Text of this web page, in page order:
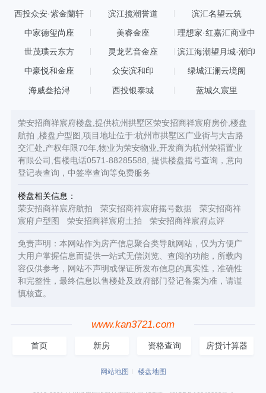
西投众安·紫金蘭轩 滨江揽潮誉道 滨汇名望云筑
中家德玺尚座 美睿金座
理想家·红嘉汇商业中
世茂璞云东方 灵龙艺音金座 滨江海潮望月城·潮印
中豪悦和金座 众安滨和印 绿城江澜云境阁
海威叁拾浔 西投银泰城 蓝城久宸里
荣安招商祥宸府楼盘,提供杭州拱墅区荣安招商祥宸府房价,楼盘
航拍 ,楼盘户型图,项目地址位于:杭州市拱墅区广业街与大吉路
交汇处,产权年限70年,物业为荣安物业,开发商为杭州荣福置业
有限公司,售楼电话0571-88285588, 提供楼盘摇号查询，意向
登记表查询，中签率查询等免费服务
楼盘相关信息：
荣安招商祥宸府航拍
荣安招商祥宸府摇号数据
荣安招商祥
宸府户型图
荣安招商祥宸府土拍 荣安招商祥宸府点评
免责声明：本网站作为房产信息聚合类导航网站，仅为方便广
大用户掌握信息而提供一站式无偿浏览、查阅的功能，所载内
容仅供参考，网站不声明或保证所发布信息的真实性，准确性
和完整性，最终信息以售楼处及政府部门登记备案为准，请谨
慎核查。
www.kan3721.com
首页 新房 资格查询 房贷计算器
网站地图 楼盘地图